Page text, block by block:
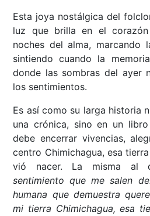
Esta joya nostálgica del
luz que brilla en el
noches del alma, marcando
sintiendo cuando la
donde las sombras del ayer
los sentimientos.
Es así como su larga historia
una crónica, sino en un
debe encerrar vivencias,
centro Chimichagua, esa
vió nacer. La misma al
sentimiento que me salen
humana que demuestra
mi tierra Chimichagua, esa